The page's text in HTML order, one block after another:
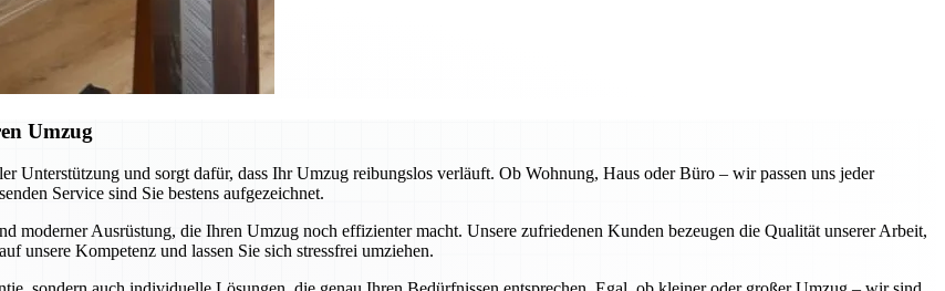
Umzug
Unterstützung und sorgt dafür, dass Ihr Umzug reibungslos verläuft. Ob Wohnung, Haus oder Büro – wir passen uns jeder
Service sind Sie bestens aufgezeichnet.
moderner Ausrüstung, die Ihren Umzug noch effizienter macht. Unsere zufriedenen Kunden bezeugen die Qualität unserer Arbeit,
unsere Kompetenz und lassen Sie sich stressfrei umziehen.